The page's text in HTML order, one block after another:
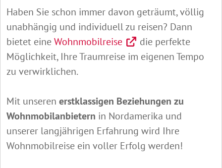
Haben Sie schon immer davon geträumt, völlig
unabhängig und individuell zu reisen? Dann
bietet eineWohnmobilreise
die perfekte
Möglichkeit, Ihre Traumreise im eigenen Tempo
zu verwirklichen.
Mit unseren erstklassigen Beziehungen zu
Wohnmobilanbietern in Nordamerika und
unserer langjährigen Erfahrung wird Ihre
Wohnmobilreise ein voller Erfolg werden!